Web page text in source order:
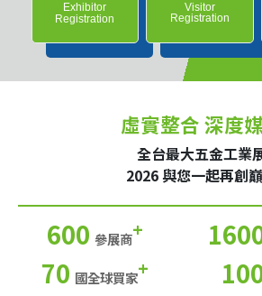
Exhibitor
Registration
Visitor
Registration
虛實整合 深度
全台最大五金工業
2026 與您一起再創
600 參展商+
70 國全球買家+